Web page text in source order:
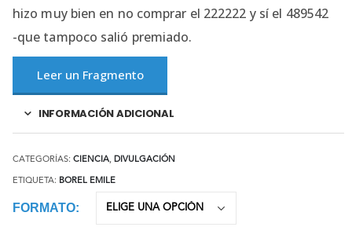
hizo muy bien en no comprar el 222222 y sí el 489542
-que tampoco salió premiado.
Leer un Fragmento
INFORMACIÓN ADICIONAL
CATEGORÍAS: CIENCIA, DIVULGACIÓN
ETIQUETA: BOREL EMILE
FORMATO